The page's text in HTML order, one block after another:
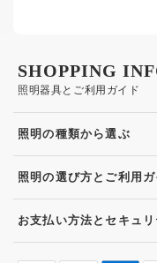
照明器具とご利用ガイド
SHOPPING
照明の種類から選ぶ
照明の選び方とご利用ガ
お支払い方法とセキュリ